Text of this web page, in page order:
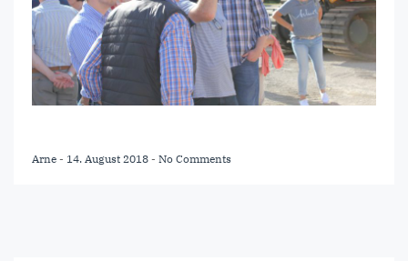
Arne - 14. August 2018 - No Comments